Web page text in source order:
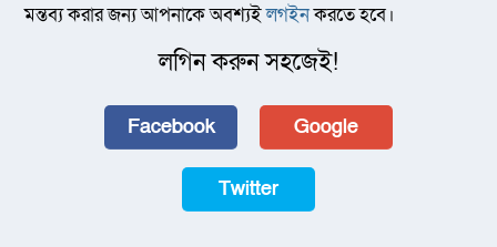
মন্তব্য করার জন্য আপনাকে অবশ্যইলগইনকরতে হবে।
লগিন করুন সহজেই!
Facebook Google
Twitter